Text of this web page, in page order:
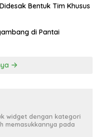
Bentuk Tim Khusus
di Pantai
widget dengan kategori
memasukkannya pada